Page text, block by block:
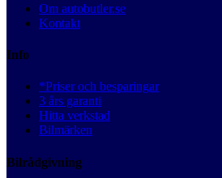
Om autobutler.se
Kontakt
Info
*Priser och besparingar
3 års garanti
Hitta verkstad
Bilmärken
Bilrådgivning